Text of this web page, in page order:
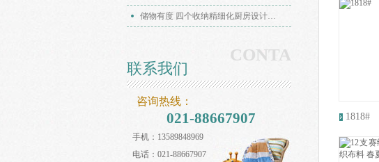
储物有度 四个收纳精细化厨房设计…
联系我们
CONTACT US
咨询热线：
021-88667907
手机：13589848969
电话：021-88667907
1818#